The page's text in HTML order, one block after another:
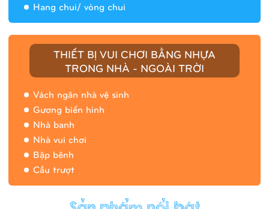
Hang chui/ vòng chui
THIẾT BỊ VUI CHƠI BẰNG NHỰA
TRONG NHÀ - NGOÀI TRỜI
Vách ngăn nhà vệ sinh
Gương biến hình
Nhà banh
Nhà vui chơi
Bập bênh
Cầu trượt
Nhà banh 9H5408